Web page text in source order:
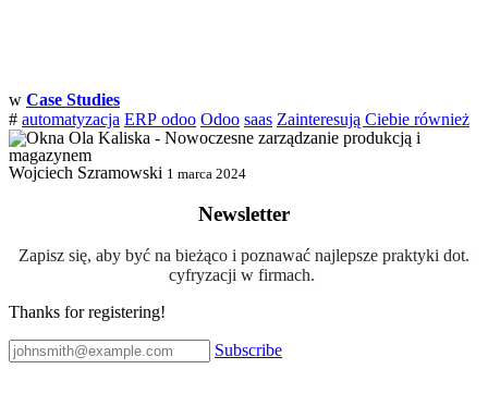
w Case Studies
# automatyzacja ERP odoo Odoo saas Zainteresują Ciebie również
Wojciech Szramowski 1 marca 2024
Newsletter
Zapisz się, aby być na bieżąco i poznawać najlepsze praktyki dot.
cyfryzacji w firmach.
Thanks for registering!
Subscribe